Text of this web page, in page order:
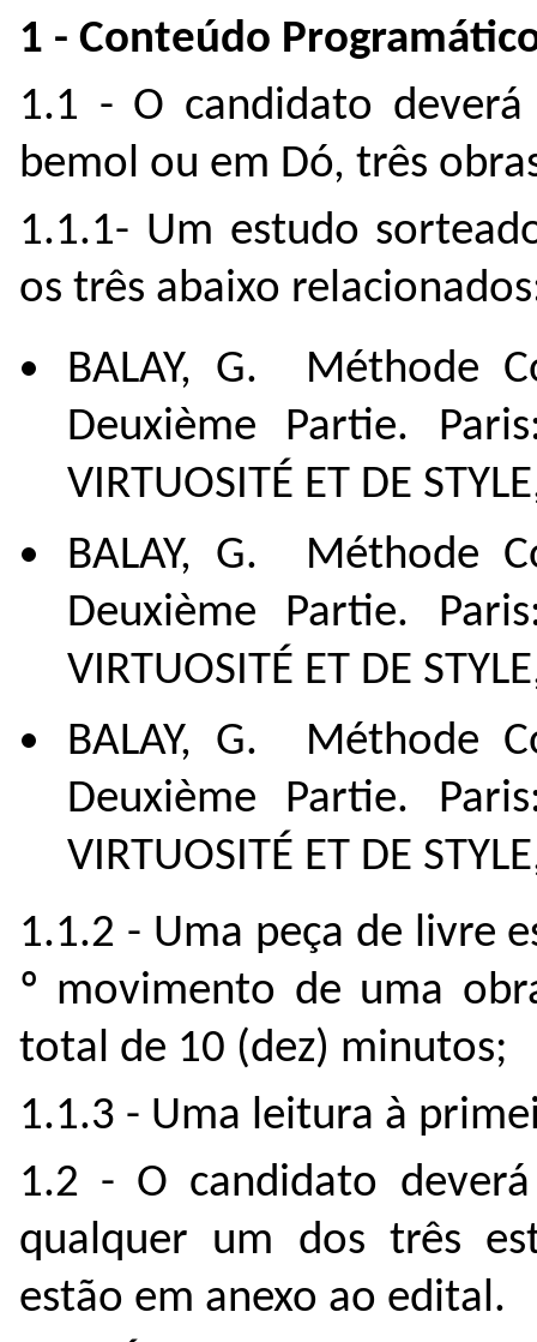
1 - Conteúdo
1.1 - O candidato
bemol ou em Dó, três
1.1.1- Um estudo
os três abaixo
BALAY, G. Méthode
Deuxième Partie.
VIRTUOSITÉ ET DE
BALAY, G. Méthode
Deuxième Partie.
VIRTUOSITÉ ET DE
BALAY, G. Méthode
Deuxième Partie.
VIRTUOSITÉ ET DE
1.1.2 - Uma peça de livre
º movimento de uma
total de 10 (dez) minutos;
1.1.3 - Uma leitura à
1.2 - O candidato
qualquer um dos três
estão em anexo ao edital.